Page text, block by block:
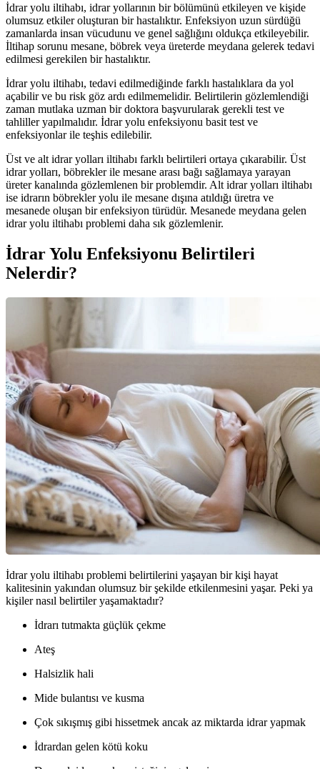
İdrar yolu iltihabı, idrar yollarının bir bölümünü etkileyen ve kişide
olumsuz etkiler oluşturan bir hastalıktır. Enfeksiyon uzun sürdüğü
zamanlarda insan vücudunu ve genel sağlığını oldukça etkileyebilir.
İltihap sorunu mesane, böbrek veya üreterde meydana gelerek tedavi
edilmesi gerekilen bir hastalıktır.
İdrar yolu iltihabı, tedavi edilmediğinde farklı hastalıklara da yol
açabilir ve bu risk göz ardı edilmemelidir. Belirtilerin gözlemlendiği
zaman mutlaka uzman bir doktora başvurularak gerekli test ve
tahliller yapılmalıdır. İdrar yolu enfeksiyonu basit test ve
enfeksiyonlar ile teşhis edilebilir.
Üst ve alt idrar yolları iltihabı farklı belirtileri ortaya çıkarabilir. Üst
idrar yolları, böbrekler ile mesane arası bağı sağlamaya yarayan
üreter kanalında gözlemlenen bir problemdir. Alt idrar yolları iltihabı
ise idrarın böbrekler yolu ile mesane dışına atıldığı üretra ve
mesanede oluşan bir enfeksiyon türüdür. Mesanede meydana gelen
idrar yolu iltihabı problemi daha sık gözlemlenir.
İdrar Yolu Enfeksiyonu Belirtileri
Nelerdir?
İdrar yolu iltihabı problemi belirtilerini yaşayan bir kişi hayat
kalitesinin yakından olumsuz bir şekilde etkilenmesini yaşar. Peki ya
kişiler nasıl belirtiler yaşamaktadır?
İdrarı tutmakta güçlük çekme
Ateş
Halsizlik hali
Mide bulantısı ve kusma
Çok sıkışmış gibi hissetmek ancak az miktarda idrar yapmak
İdrardan gelen kötü koku